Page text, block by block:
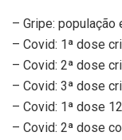
– Gripe:
– Covid: 1ª dose
– Covid: 2ª dose
– Covid: 3ª dose
– Covid: 1ª dose
– Covid: 2ª dose